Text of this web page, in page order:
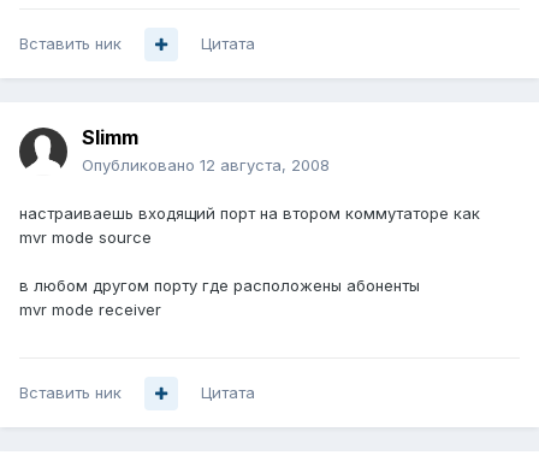
Вставить ник Цитата
Slimm
Опубликовано 12 августа, 2008
настраиваешь входящий порт на втором коммутаторе как
mvr mode source
в любом другом порту где расположены абоненты
mvr mode receiver
Вставить ник Цитата